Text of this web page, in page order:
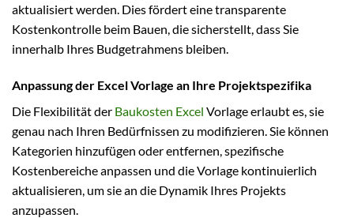
aktualisiert werden. Dies fördert eine transparente
Kostenkontrolle beim Bauen, die sicherstellt, dass Sie
innerhalb Ihres Budgetrahmens bleiben.
Anpassung der Excel Vorlage an Ihre Projektspezifika
Die Flexibilität der Baukosten Excel Vorlage erlaubt es, sie
genau nach Ihren Bedürfnissen zu modifizieren. Sie können
Kategorien hinzufügen oder entfernen, spezifische
Kostenbereiche anpassen und die Vorlage kontinuierlich
aktualisieren, um sie an die Dynamik Ihres Projekts
anzupassen.